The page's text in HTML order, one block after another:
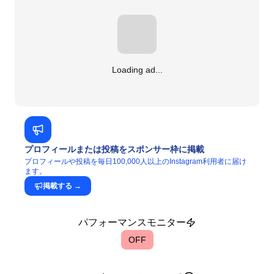
Loading ad...
プロフィールまたは投稿をスポンサー枠に掲載
プロフィールや投稿を毎日100,000人以上のInstagram利用者に届け
ます。
掲載する →
パフォーマンスモニター
OFF